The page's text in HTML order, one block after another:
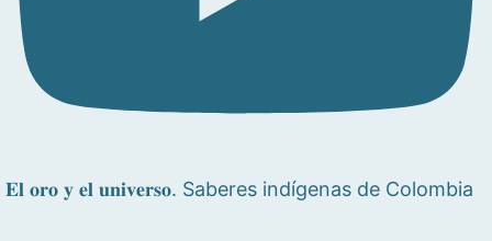
𝐄𝐥 𝐨𝐫𝐨 𝐲 𝐞𝐥 𝐮𝐧𝐢𝐯𝐞𝐫𝐬𝐨. Saberes indígenas de Colombia